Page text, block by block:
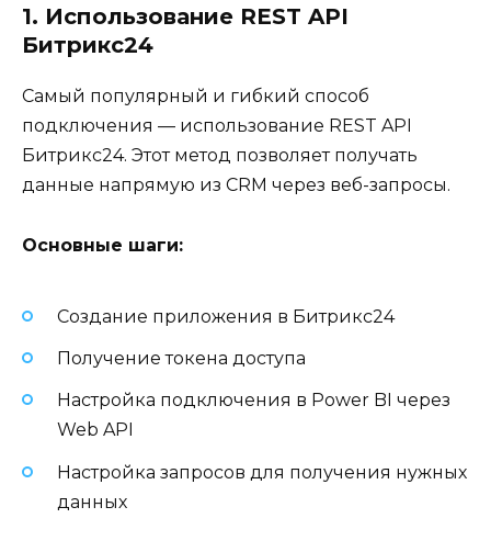
1. Использование REST API
Битрикс24
Самый популярный и гибкий способ
подключения — использование REST API
Битрикс24. Этот метод позволяет получать
данные напрямую из CRM через веб-запросы.
Основные шаги:
Создание приложения в Битрикс24
Получение токена доступа
Настройка подключения в Power BI через
Web API
Настройка запросов для получения нужных
данных